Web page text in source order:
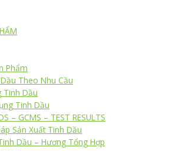
Phẩm
Theo Nhu Cầu
Tinh Dầu
Tinh Dầu
– GCMS – TEST RESULTS
Sản Xuất Tinh Dầu
Dầu – Hương Tổng Hợp